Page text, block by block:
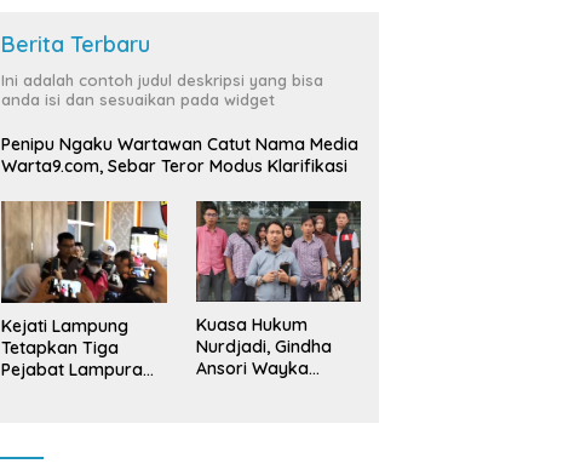
Berita Terbaru
Ini adalah contoh judul deskripsi yang bisa
anda isi dan sesuaikan pada widget
Penipu Ngaku Wartawan Catut Nama Media
Warta9.com, Sebar Teror Modus Klarifikasi
Kejati Lampung
Tetapkan Tiga
Pejabat Lampura
Kuasa Hukum
Nurdjadi, Gindha
Ansori Wayka